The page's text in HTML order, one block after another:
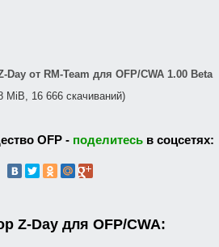
от RM-Team для OFP/CWA 1.00 Beta
MiB, 16 666 скачиваний)
OFP - поделитесь в соцсетях:
Z-Day для OFP/CWA: